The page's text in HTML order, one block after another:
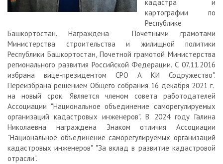
кадастра и
картографии по
Республике
Башкортостан. Награждена Почетными грамотами
Министерства строительства и жилищной политики
Республики Башкортостан, Почетной грамотой Министерства
регионального развития Российской Федерации. С 07.11.2016
избрана вице-президентом СРО А КИ Содружество".
Переизбрана решением Общего собрания 16 декабря 2021 г.
на новый срок. Является членом совета работодателей
Ассоциации "Национальное объединение саморегулируемых
организаций кадастровых инженеров". В 2024 году Галина
Николаевна награждена Знаком отличия Ассоциации
"Национальное объединение саморегулируемых организаций
кадастровых инженеров" "За вклад в развитие кадастровой
отрасли".